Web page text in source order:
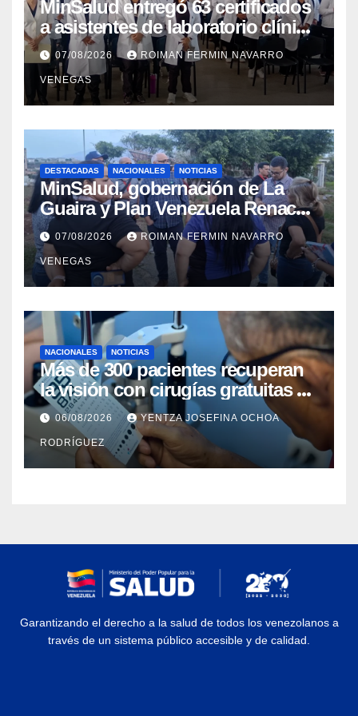
MinSalud entregó 63 certificados
a asistentes de laboratorio clínico
para garantizar respaldo legal y
profesional
07/08/2026 ROIMAN FERMIN NAVARRO
VENEGAS
DESTACADAS NACIONALES NOTICIAS
MinSalud, gobernación de La
Guaira y Plan Venezuela Renace
iniciaron la rehabilitación integral
del Centro Psicofamiliar El Niño y
el Mar
07/08/2026 ROIMAN FERMIN NAVARRO
VENEGAS
NACIONALES NOTICIAS
Más de 300 pacientes recuperan
la visión con cirugías gratuitas de
cataratas en Zulia
06/08/2026 YENTZA JOSEFINA OCHOA
RODRÍGUEZ
Garantizando el derecho a la salud de todos los venezolanos a
través de un sistema público accesible y de calidad.